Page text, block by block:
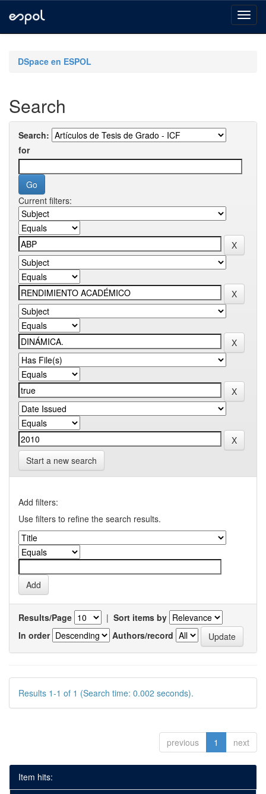
navigationDSpace en ESPOL
Search
Search:
for
Current filters:
Start a new search
Add filters:
Use filters to refine the search results.
Results/Page | Sort items by
In order
Authors/record
Results 1-1 of 1 (Search time: 0.002 seconds).
previous 1 next
Item hits: